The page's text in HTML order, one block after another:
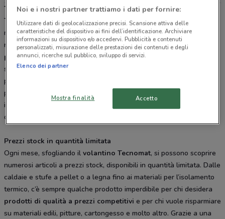
Tecnomat: Più professionale, meno caro
Tecnomat(ex Bricoman) è la catena di negozi ideale per chi cerca
materiali professionali per la costruzione, la manutenzione e la
ristrutturazione della casa. Tecnomat offre unampio ventaglio di
prodotti tecnici:pavimenti (laminati, gres porcellanato),
sanitari, vernici, piastrelle, porte, articoli di falegnameria, utensili
professionali (trapani, avvitatori, smerigliatrici) e tutto ciò che serve
per qualsiasi progetto o ristrutturazione. Grazie a prezzi da
ingrosso e a una disponibilità immediata dei prodotti, Tecnomat si
conferma il
Prezzi stock in quantità limitata
Ogni mese, sfogliando il volantino Tecnomat, si possono scoprire
numerosi articoli a prezzi stock, disponibili in quantità limitata. Dalle
caldaie e stufe a pellet o a legna fino ai materiali per l’isolamento
termico, c’è sempre qualche prodotto imperdibile per chi desidera
prodotti di qualità a prezzi competitivi e per chi vuole risparmiare
su materiali edili, pitture, cartongesso e molto altro. Grazie a una
Noi e i nostri partner trattiamo i dati per fornire:
Utilizzare dati di geolocalizzazione precisi. Scansione attiva delle
caratteristiche del dispositivo ai fini dell’identificazione. Archiviare
informazioni su dispositivo e/o accedervi. Pubblicità e contenuti
personalizzati, misurazione delle prestazioni dei contenuti e degli
annunci, ricerche sul pubblico, sviluppo di servizi.
Elenco dei partner
Mostra finalità Accetto